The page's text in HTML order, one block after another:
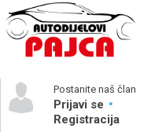
Postanite naš član
Prijavi se
Registracija